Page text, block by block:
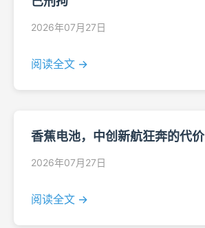
2026年07月27日
阅读全文 →
香蕉电池，中创新航狂奔的代价
2026年07月27日
阅读全文 →